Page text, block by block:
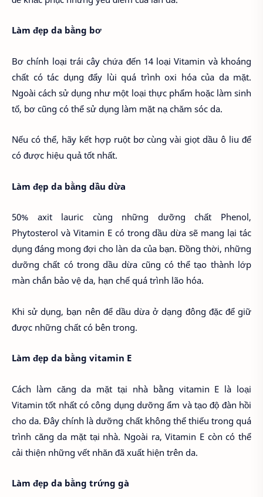
Làm đẹp da bằng bơ
Bơ chính loại trái cây chứa đến 14 loại Vitamin và khoáng
chất có tác dụng đẩy lùi quá trình oxi hóa của da mặt.
Ngoài cách sử dụng như một loại thực phẩm hoặc làm sinh
tố, bơ cũng có thể sử dụng làm mặt nạ chăm sóc da.
Nếu có thể, hãy kết hợp ruột bơ cùng vài giọt dầu ô liu để
có được hiệu quả tốt nhất.
Làm đẹp da bằng dầu dừa
50% axit lauric cùng những dưỡng chất Phenol,
Phytosterol và Vitamin E có trong dầu dừa sẽ mang lại tác
dụng đáng mong đợi cho làn da của bạn. Đồng thời, những
dưỡng chất có trong dầu dừa cũng có thể tạo thành lớp
màn chắn bảo vệ da, hạn chế quá trình lão hóa.
Khi sử dụng, bạn nên để dầu dừa ở dạng đông đặc để giữ
được những chất có bên trong.
Làm đẹp da bằng vitamin E
Cách làm căng da mặt tại nhà bằng vitamin E là loại
Vitamin tốt nhất có công dụng dưỡng ẩm và tạo độ đàn hồi
cho da. Đây chính là dưỡng chất không thể thiếu trong quá
trình căng da mặt tại nhà. Ngoài ra, Vitamin E còn có thể
cải thiện những vết nhăn đã xuất hiện trên da.
Làm đẹp da bằng trứng gà